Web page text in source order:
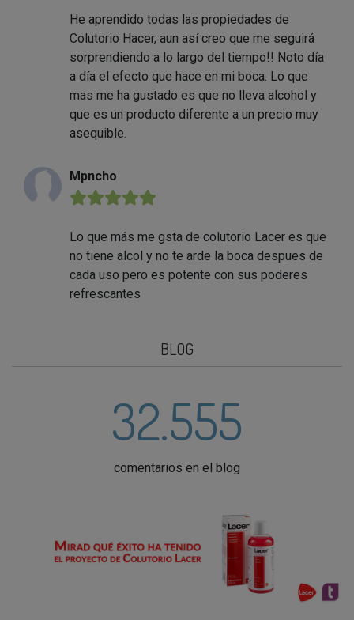
He aprendido todas las propiedades de
Colutorio Hacer, aun así creo que me seguirá
sorprendiendo a lo largo del tiempo!! Noto día
a día el efecto que hace en mi boca. Lo que
mas me ha gustado es que no lleva alcohol y
que es un producto diferente a un precio muy
asequible.
Mpncho
★★★★★
Lo que más me gsta de colutorio Lacer es que
no tiene alcol y no te arde la boca despues de
cada uso pero es potente con sus poderes
refrescantes
BLOG
32.555
comentarios en el blog